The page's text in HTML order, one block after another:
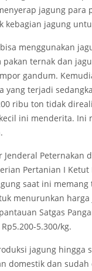
jagung para
kebagian jagung
menggunakan
ternak dan
gandum.
yang terjadi
ribu ton tidak
ini menderita. Ini
Peternakan
Pertanian I
saat ini memang
menurunkan harga
Satgas
5.300/kg.
jagung hingga
domestik dan